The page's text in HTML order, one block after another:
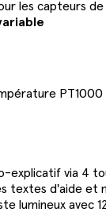
les capteurs
PT1000
explicatif via 4
textes d'aide et
lumineux avec